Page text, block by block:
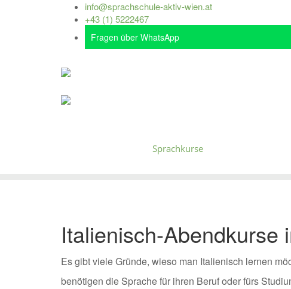
info@sprachschule-aktiv-wien.at
+43 (1) 5222467
Fragen über WhatsApp
Sprachkurse
Italienisch-Abendkurse
Es gibt viele Gründe, wieso man Italienisch lernen
benötigen die Sprache für ihren Beruf oder fürs